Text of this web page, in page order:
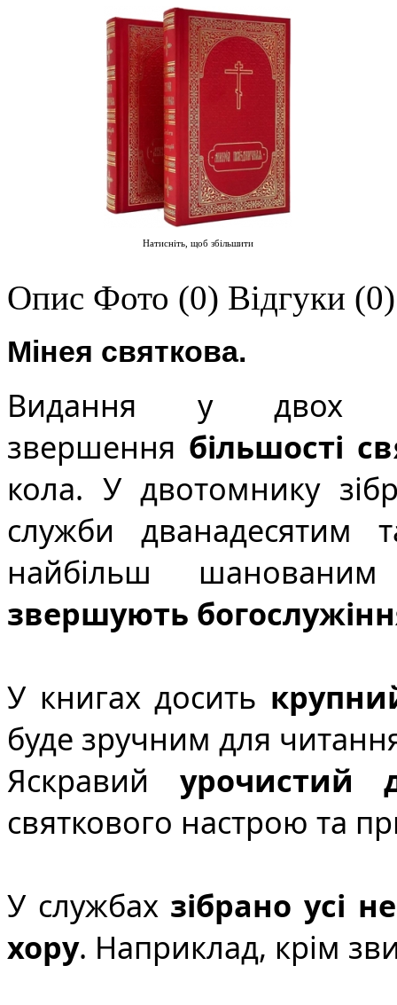
Натисніть, щоб збільшити
Опис Фото (0) Відгуки (0)
Мінея святкова.
Видання у двох
звершення більшості
кола. У двотомнику
служби дванадесятим
найбільш
звершують
У книгах досить
буде зручним для
Яскравий урочистий
святкового настрою та
У службах зібрано усі
хору. Наприклад, крім